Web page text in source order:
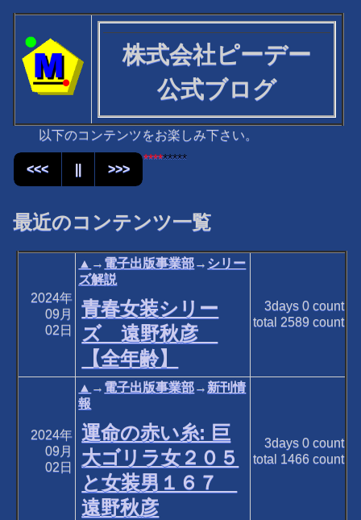
株式会社ピーデー
公式ブログ
以下のコンテンツをお楽しみ下さい。
<<< || >>>
*********
最近のコンテンツ一覧
2024年
09月
02日
▲ → 電子出版事業部→ シリー
ズ解説
青春女装シリー
ズ 遠野秋彦
【全年齢】
3days 0count
total 2589 count
2024年
09月
02日
▲ → 電子出版事業部→ 新刊情
報
運命の赤い糸: 巨
大ゴリラ女２０５
と女装男１６７
遠野秋彦
3days 0count
total 1466count